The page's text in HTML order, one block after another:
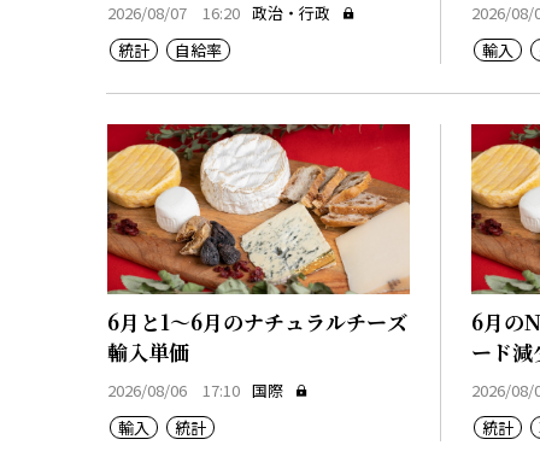
2026/08/07 16:20 政治・行政
統計
自給率
2026/
輸入
6月と1～6月のナチュラルチーズ
輸入単価
2026/08/06 17:10 国際
輸入
統計
6月の
ード減
2026/
統計